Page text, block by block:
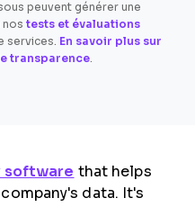
peuvent générer une
nos tests et évaluations
services. En savoir plus sur
transparence.
software that helps
data. It's